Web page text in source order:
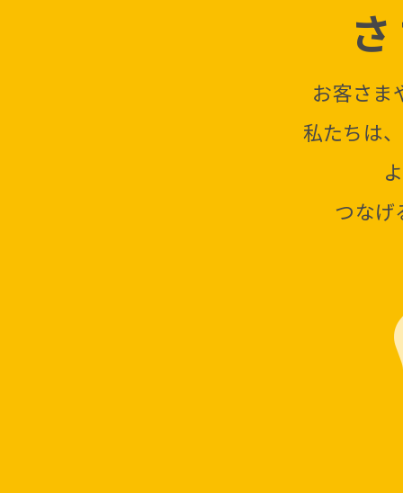
お客さま
私たちは
つなげ